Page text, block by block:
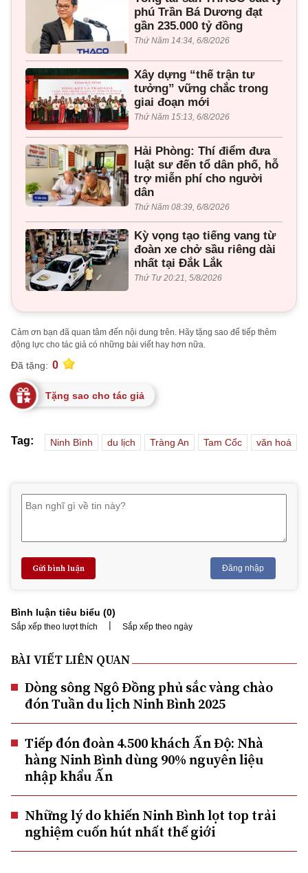
phú Trần Bá Dương đạt
gần 235.000 tỷ đồng
Thứ Năm 14:34, 6/8/2026
Xây dựng “thế trận tư
tưởng” vững chắc trong
giai đoạn mới
Thứ Năm 15:13, 6/8/2026
Hải Phòng: Thí điểm đưa
luật sư đến tổ dân phố, hỗ
trợ miễn phí cho người
dân
Thứ Năm 08:39, 6/8/2026
Kỳ vọng tạo tiếng vang từ
đoàn xe chở sầu riêng dài
nhất tại Đắk Lắk
Thứ Tư 20:21, 5/8/2026
Cảm ơn bạn đã quan tâm đến nội dung trên. Hãy tặng sao để tiếp thêm
động lực cho tác giả có những bài viết hay hơn nữa.
Đã tặng: 0
Tặng sao cho tác giả
Tag: Ninh Bình du lịch Tràng An Tam Cốc văn hoá
Gửi bình luận Đăng nhập
Bình luận tiêu biểu (0)
Sắp xếp theo lượt thích | Sắp xếp theo ngày
BÀI VIẾT LIÊN QUAN
Dòng sông Ngô Đồng phủ sắc vàng chào
đón Tuần du lịch Ninh Bình 2025
Tiếp đón đoàn 4.500 khách Ấn Độ: Nhà
hàng Ninh Bình dùng 90% nguyên liệu
nhập khẩu Ấn
Những lý do khiến Ninh Bình lọt top trải
nghiệm cuốn hút nhất thế giới